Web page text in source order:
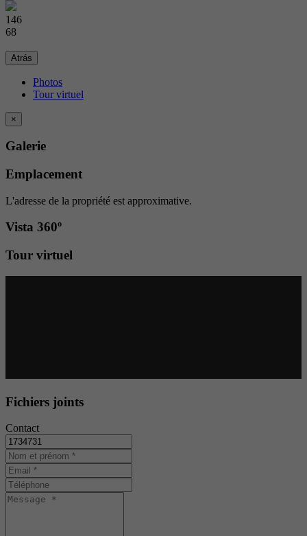
146
68
Atrás
Photos
Tour virtuel
×
Galerie
Emplacement
L'adresse de la propriété est approximative.
Vista 360º
Tour virtuel
Fichiers joints
Contact